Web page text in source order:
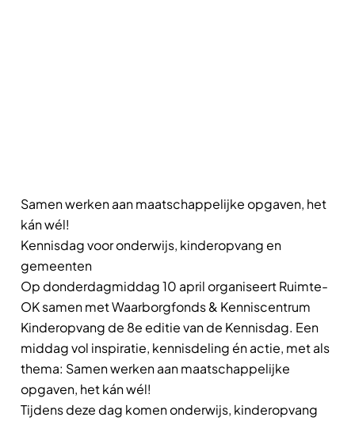
Samen werken aan maatschappelijke opgaven, het
kán wél!
Kennisdag voor onderwijs, kinderopvang en
gemeenten
Op donderdagmiddag 10 april organiseert Ruimte-
OK samen met Waarborgfonds & Kenniscentrum
Kinderopvang de 8e editie van de Kennisdag. Een
middag vol inspiratie, kennisdeling én actie, met als
thema: Samen werken aan maatschappelijke
opgaven, het kán wél!
Tijdens deze dag komen onderwijs, kinderopvang